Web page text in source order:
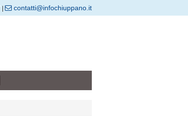
contatti@infochiuppano.it